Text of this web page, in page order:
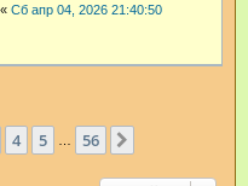
« Сб апр 04, 2026 21:40:50
из 56
4 5 56